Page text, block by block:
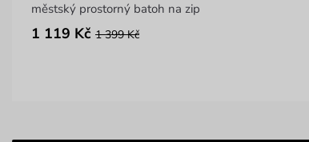
městský prostorný batoh na zip
1 119 Kč 1 399 Kč